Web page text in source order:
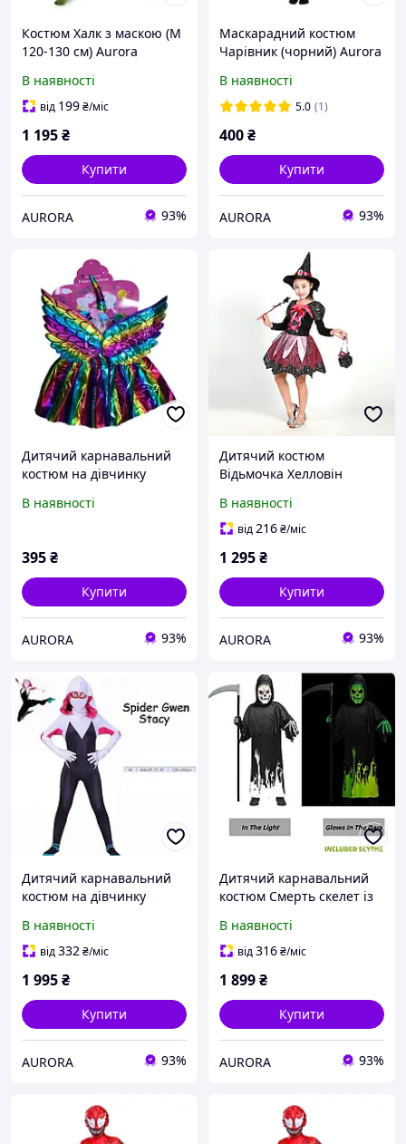
Костюм Халк з маскою (M
120-130 см) Aurora
В наявності
від 199₴/міс
1 195₴
Купити
AURORA 93%
Маскарадний костюм
Чарівник (чорний) Aurora
В наявності
5.0 (1)
400₴
Купити
AURORA 93%
Дитячий карнавальний
костюм на дівчинку
єдиноріг
В наявності
395₴
Купити
AURORA 93%
Дитячий костюм
Відьмочка Хелловін
Halloween Aurora
В наявності
від216₴/міс
1 295₴
Купити
AURORA 93%
Дитячий карнавальний
костюм на дівчинку
Стейсі, розмір М
В наявності
від332₴/міс
1 995₴
Купити
AURORA 93%
Дитячий карнавальний
костюм Смерть скелет із
см)
В наявності
від316₴/міс
1 899₴
Купити
AURORA 93%